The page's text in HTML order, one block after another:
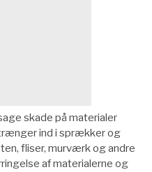
skade på materialer
ind i sprækker og
fliser, murværk og andre
af materialerne og